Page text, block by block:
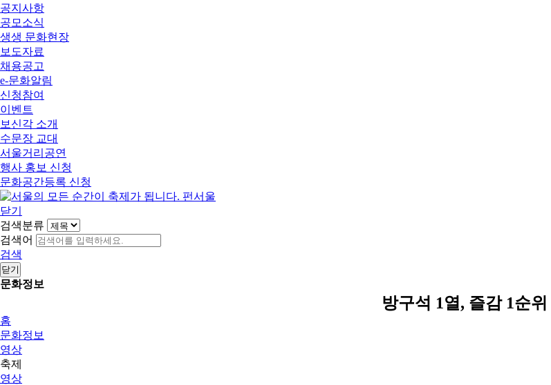
공지사항
공모소식
생생 문화현장
보도자료
채용공고
e-문화알림
신청참여
이벤트
보신각 소개
수문장 교대
서울거리공연
행사 홍보 신청
문화공간등록 신청
닫기
검색분류
검색어
검색
닫기
문화정보
방구석 1열, 즐감 1순위
홈
문화정보
영상
축제
영상